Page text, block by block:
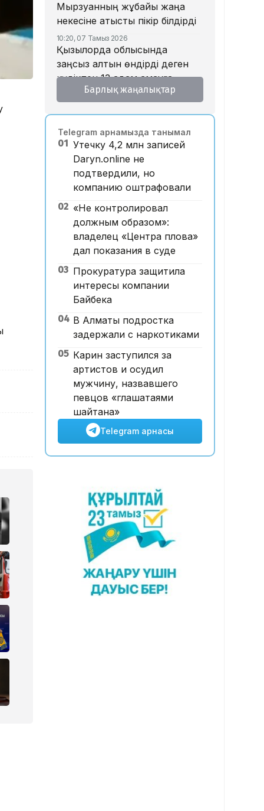
Мырзуанның жұбайы жаңа
некесіне қатысты пікір білдірді
10:20, 07 Тамыз 2026
Қызылорда облысында
заңсыз алтын өндірді деген
күдікпен 13 адам қамауға
алынды
шабуылдар салдарынан
шамамен 700 млн доллар
табыстан қағылды – сарапшы
09:15, 07 Тамыз 2026
Щучинскіде 12 адамның
өліміне әкелген жарылыс:
дәмхана иесі сотта жауап
берді
21:59, 06 Тамыз 2026
Алматы прокуратурасы
журналист Алехованың
жазасын жеңілдетуді сұрады
Жамбыл облысының
тұрғындары «Әділет»
партиясының ауылды дамыту
бастамаларын қолдады
Барлық жаңалықтар
Telegram арнамызда танымал
01 Утечку 4,2 млн записей
Daryn.online не
подтвердили, но
компанию оштрафовали
02 «Не контролировал
должным образом»:
владелец «Центра плова»
дал показания в суде
03 Прокуратура защитила
интересы компании
Байбека
04 В Алматы подростка
задержали с наркотиками
05 Карин заступился за
артистов и осудил
мужчину, назвавшего
певцов «глашатаями
шайтана»
Telegram арнасы